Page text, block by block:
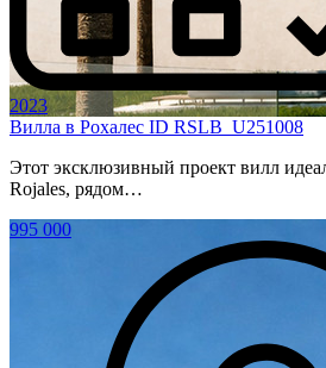
2023
Вилла в Рохалес ID RSLB_U251008
Этот эксклюзивный проект вилл
Rojales, рядом…
995 000